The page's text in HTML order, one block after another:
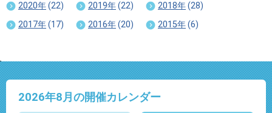
2020年(22) 2019年(22) 2018年(28)
2017年(17) 2016年(20) 2015年(6)
2026年8月の開催カレンダー